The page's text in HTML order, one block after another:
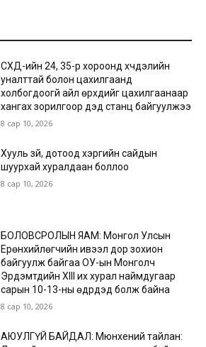
СХД-ийн 24, 35-р хороонд хүчдэлийн
уналттай болон цахилгаанд
холбогдоогүй айл өрхүүдийг цахилгаанаар
хангах зорилгоор дэд станц байгуулжээ
8 сар 10, 2026
Хууль зүй, дотоод хэргийн сайдын
шуурхай хуралдаан боллоо
8 сар 10, 2026
БОЛОВСРОЛЫН ЯАМ: Монгол Улсын
Ерөнхийлөгчийн ивээл дор зохион
байгуулж байгаа ОУ-ын Монголч
Эрдэмтдийн XIII их хурал наймдугаар
сарын 10-13-ны өдрүүдэд болж байна
8 сар 10, 2026
АЮУЛГҮЙ БАЙДАЛ: Мюнхений тайлан: